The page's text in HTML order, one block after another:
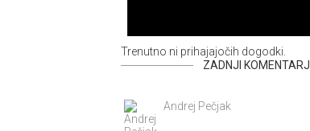
Trenutno ni prihajajočih dogodki.
ZADNJI KOMENTARJI
Andrej Pečjak